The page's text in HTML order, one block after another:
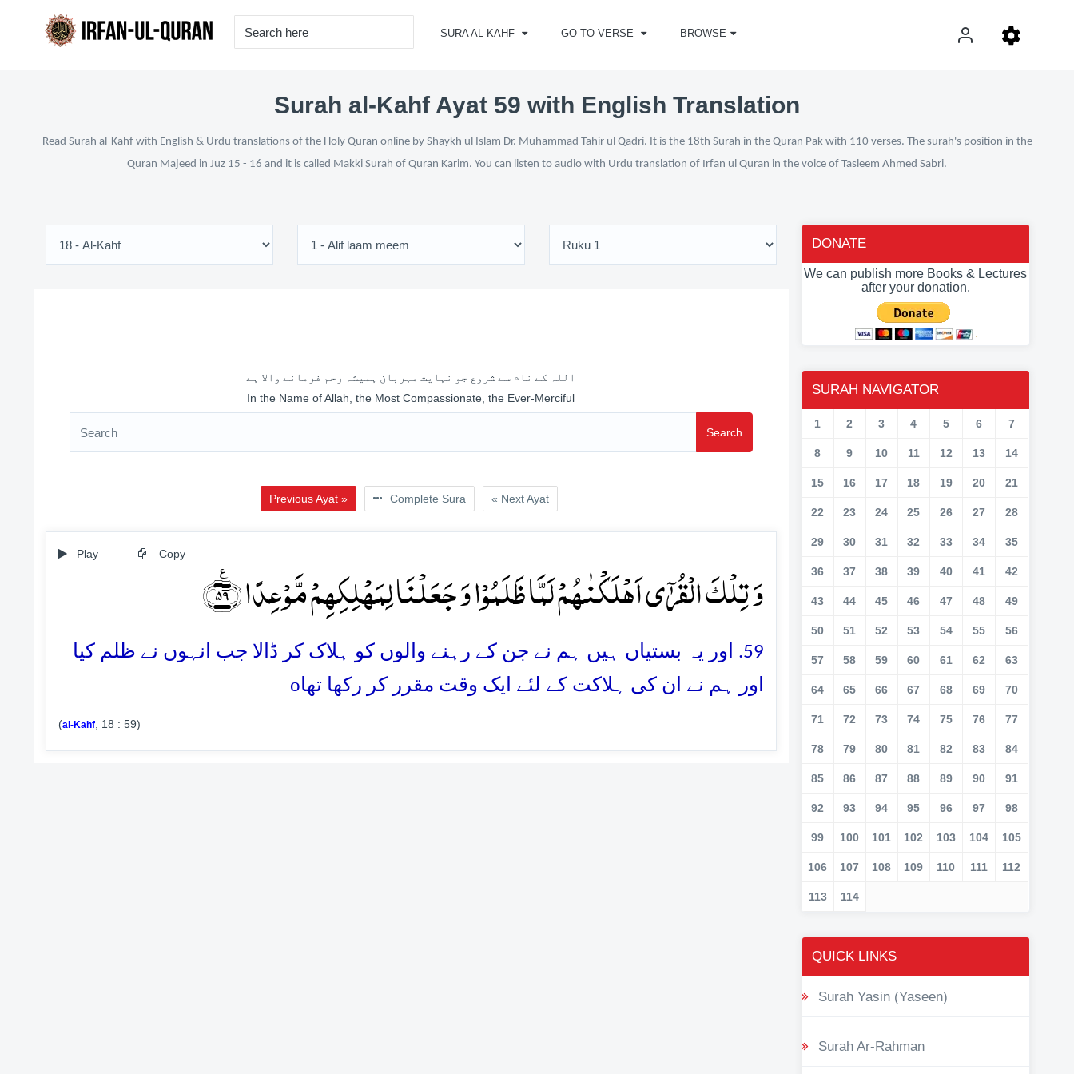
SURA AL-KAHF GO TO VERSE BROWSE
Surah al-Kahf Ayat 59 with English Translation
Read Surah al-Kahf with English & Urdu translations of the Holy Quran online by Shaykh ul Islam Dr. Muhammad Tahir ul Qadri. It is the 18th Surah in the Quran Pak with 110 verses. The surah's position in the
Quran Majeed in Juz 15 - 16 and it is called Makki Surah of Quran Karim. You can listen to audio with Urdu translation of Irfan ul Quran in the voice of Tasleem Ahmed Sabri.
اللہ کے نام سے شروع جو نہایت مہربان ہمیشہ رحم فرمانے والا ہے
In the Name of Allah, the Most Compassionate, the Ever-Merciful
Search
Previous Ayat » Complete Sura « Next Ayat
Play Copy
وَ تِلۡکَ الۡقُرٰۤی اَہۡلَکۡنٰہُمۡ لَمَّا ظَلَمُوۡا وَ جَعَلۡنَا لِمَہۡلِکِہِمۡ مَّوۡعِدًا ﴿٪۵۹﴾
59. اور یہ بستیاں ہیں ہم نے جن کے رہنے والوں کو ہلاک کر ڈالا جب انہوں نے ظلم کیا
اور ہم نے ان کی ہلاکت کے لئے ایک وقت مقرر کر رکھا تھاo
(al-Kahf, 18 : 59)
DONATE
We can publish more Books & Lectures
after your donation.
SURAH NAVIGATOR
1 2 3 4 5 6 7
8 9 10 11 12 13 14
15 16 17 18 19 20 21
22 23 24 25 26 27 28
29 30 31 32 33 34 35
36 37 38 39 40 41 42
43 44 45 46 47 48 49
50 51 52 53 54 55 56
57 58 59 60 61 62 63
64 65 66 67 68 69 70
71 72 73 74 75 76 77
78 79 80 81 82 83 84
85 86 87 88 89 90 91
92 93 94 95 96 97 98
99 100 101 102 103 104 105
106 107 108 109 110 111 112
113 114
QUICK LINKS
Surah Yasin (Yaseen)
Surah Ar-Rahman